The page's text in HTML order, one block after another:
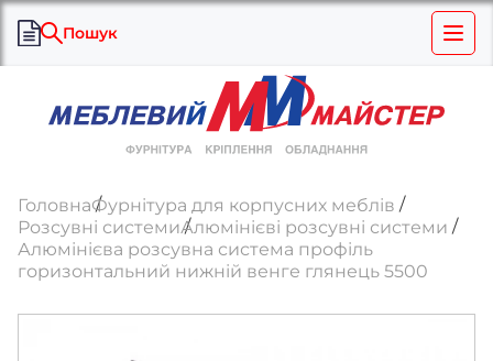
Пошук
ГоловнаФурнітура для корпусних меблів
Розсувні системиАлюмінієві розсувні системи
Алюмінієва розсувна система профіль
горизонтальний нижній венге глянець 5500